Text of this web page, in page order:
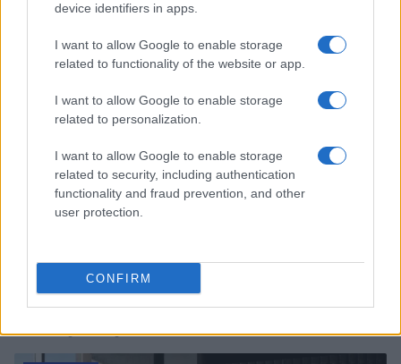
device identifiers in apps.
I want to allow Google to enable storage
related to functionality of the website or app.
I want to allow Google to enable storage
related to personalization.
I want to allow Google to enable storage
related to security, including authentication
functionality and fraud prevention, and other
user protection.
CONFIRM
Continua a leggere
FOCUS PMI
Pilota AI per PMI: guida pratica dal caso d’uso al ROI
Linda Pellegrini · 8 Ago 2026